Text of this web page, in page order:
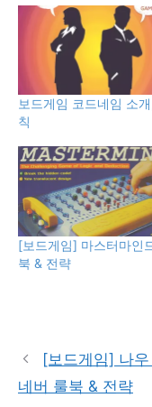
보드게임 코드네임 소
칙
[보드게임] 마스터마인
북 & 전략
[보드게임] 나우
네버 룰북 & 전략